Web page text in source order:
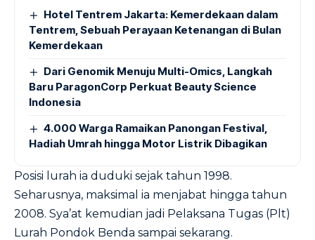
Hotel Tentrem Jakarta: Kemerdekaan dalam
Tentrem, Sebuah Perayaan Ketenangan di Bulan
Kemerdekaan
Dari Genomik Menuju Multi-Omics, Langkah
Baru ParagonCorp Perkuat Beauty Science
Indonesia
4.000 Warga Ramaikan Panongan Festival,
Hadiah Umrah hingga Motor Listrik Dibagikan
Posisi lurah ia duduki sejak tahun 1998.
Seharusnya, maksimal ia menjabat hingga tahun
2008. Sya’at kemudian jadi Pelaksana Tugas (Plt)
Lurah Pondok Benda sampai sekarang.